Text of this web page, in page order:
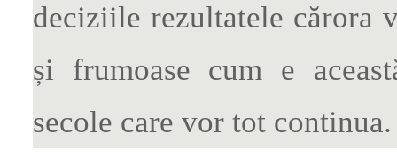
deciziile rezultatele cărora
și frumoase cum e
secole care vor tot